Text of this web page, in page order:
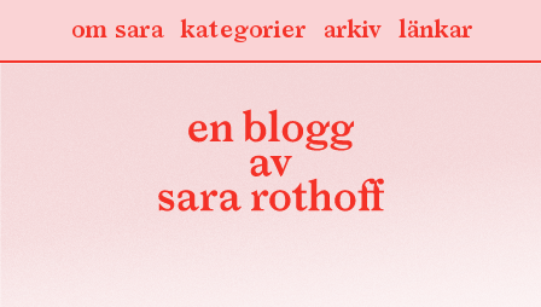
länkar
arkiv
kategorier
om sara